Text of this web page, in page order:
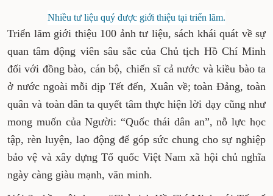
Nhiều tư liệu quý được giới thiệu tại triển lãm.
Triển lãm giới thiệu 100 ảnh tư liệu, sách khái quát về sự
quan tâm động viên sâu sắc của Chủ tịch Hồ Chí Minh
đối với đồng bào, cán bộ, chiến sĩ cả nước và kiều bào ta
ở nước ngoài mỗi dịp Tết đến, Xuân về; toàn Đảng, toàn
quân và toàn dân ta quyết tâm thực hiện lời dạy cũng như
mong muốn của Người: “Quốc thái dân an”, nỗ lực học
tập, rèn luyện, lao động để góp sức chung cho sự nghiệp
bảo vệ và xây dựng Tổ quốc Việt Nam xã hội chủ nghĩa
ngày càng giàu mạnh, văn minh.